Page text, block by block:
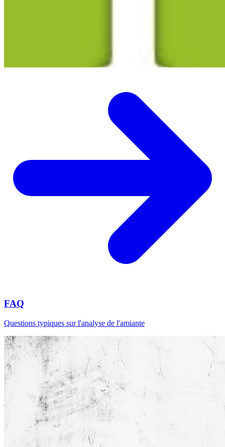
FAQ
Questions typiques sur l'analyse de l'amiante